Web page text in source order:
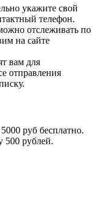
укажите свой
телефон.
отслеживать по
на сайте
вам для
отправления
руб бесплатно.
500 рублей.